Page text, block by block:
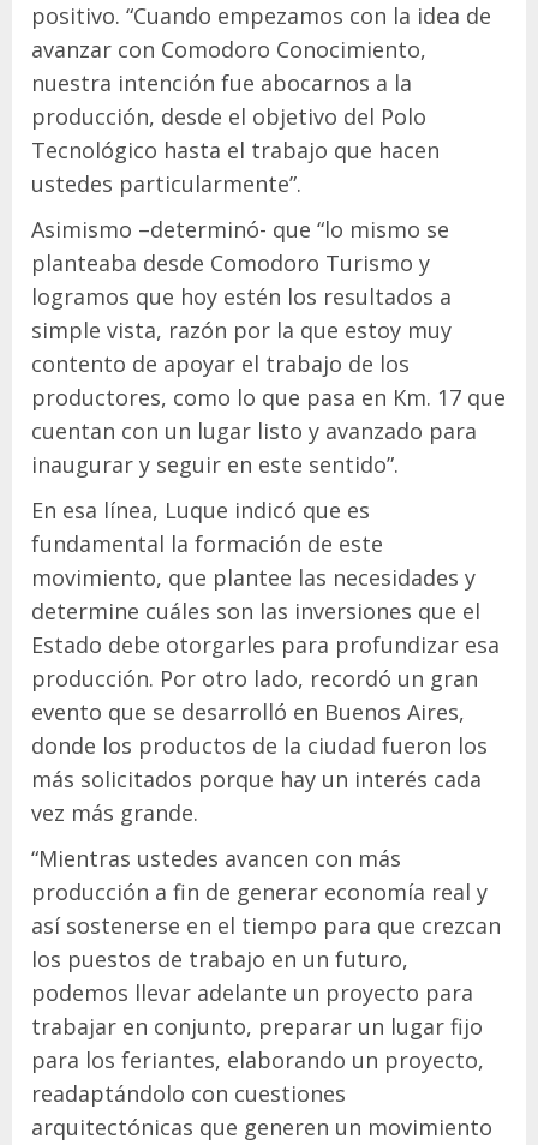
positivo. “Cuando empezamos con la idea de
avanzar con Comodoro Conocimiento,
nuestra intención fue abocarnos a la
producción, desde el objetivo del Polo
Tecnológico hasta el trabajo que hacen
ustedes particularmente”.
Asimismo –determinó- que “lo mismo se
planteaba desde Comodoro Turismo y
logramos que hoy estén los resultados a
simple vista, razón por la que estoy muy
contento de apoyar el trabajo de los
productores, como lo que pasa en Km. 17 que
cuentan con un lugar listo y avanzado para
inaugurar y seguir en este sentido”.
En esa línea, Luque indicó que es
fundamental la formación de este
movimiento, que plantee las necesidades y
determine cuáles son las inversiones que el
Estado debe otorgarles para profundizar esa
producción. Por otro lado, recordó un gran
evento que se desarrolló en Buenos Aires,
donde los productos de la ciudad fueron los
más solicitados porque hay un interés cada
vez más grande.
“Mientras ustedes avancen con más
producción a fin de generar economía real y
así sostenerse en el tiempo para que crezcan
los puestos de trabajo en un futuro,
podemos llevar adelante un proyecto para
trabajar en conjunto, preparar un lugar fijo
para los feriantes, elaborando un proyecto,
readaptándolo con cuestiones
arquitectónicas que generen un movimiento